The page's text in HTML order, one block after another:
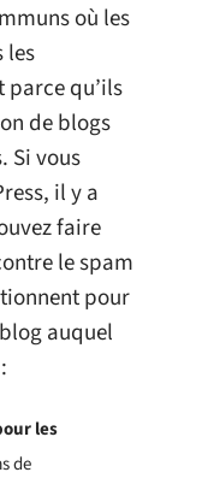
où les
les
parce qu’ils
de blogs
Si vous
il y a
faire
le spam
pour
auquel
les
de